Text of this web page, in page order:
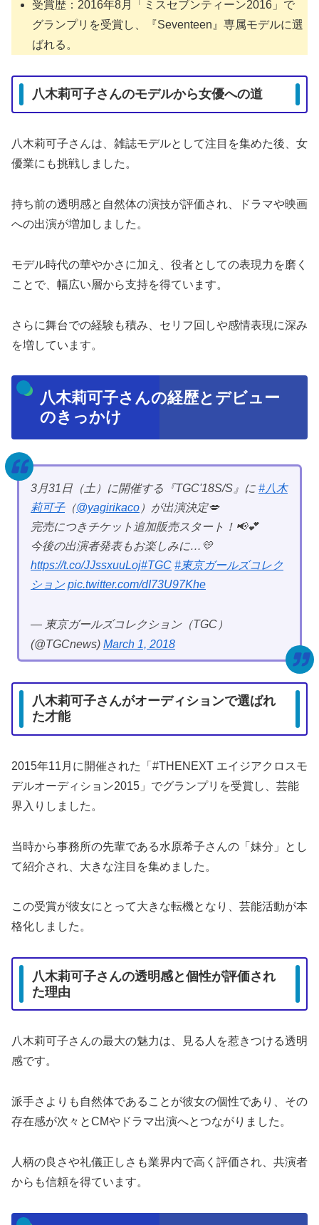
受賞歴：2016年8月「ミスセブンティーン2016」で
グランプリを受賞し、『Seventeen』専属モデルに選
ばれる。
八木莉可子さんのモデルから女優への道
八木莉可子さんは、雑誌モデルとして注目を集めた後、女
優業にも挑戦しました。
持ち前の透明感と自然体の演技が評価され、ドラマや映画
への出演が増加しました。
モデル時代の華やかさに加え、役者としての表現力を磨く
ことで、幅広い層から支持を得ています。
さらに舞台での経験も積み、セリフ回しや感情表現に深み
を増しています。
八木莉可子さんの経歴とデビュー
のきっかけ
3月31日（土）に開催する『TGC'18S/S』に #八木
莉可子（@yagirikaco ）が出演決定💋
完売につきチケット追加販売スタート！📢💕
今後の出演者発表もお楽しみに…💛
https://t.co/JJssxuuLoj#TGC #東京ガールズコレク
ション pic.twitter.com/dI73U97Khe
— 東京ガールズコレクション（TGC）
(@TGCnews) March 1, 2018
八木莉可子さんがオーディションで選ばれ
た才能
2015年11月に開催された「#THENEXT エイジアクロスモ
デルオーディション2015」でグランプリを受賞し、芸能
界入りしました。
当時から事務所の先輩である水原希子さんの「妹分」とし
て紹介され、大きな注目を集めました。
この受賞が彼女にとって大きな転機となり、芸能活動が本
格化しました。
八木莉可子さんの透明感と個性が評価され
た理由
八木莉可子さんの最大の魅力は、見る人を惹きつける透明
感です。
派手さよりも自然体であることが彼女の個性であり、その
存在感が次々とCMやドラマ出演へとつながりました。
人柄の良さや礼儀正しさも業界内で高く評価され、共演者
からも信頼を得ています。